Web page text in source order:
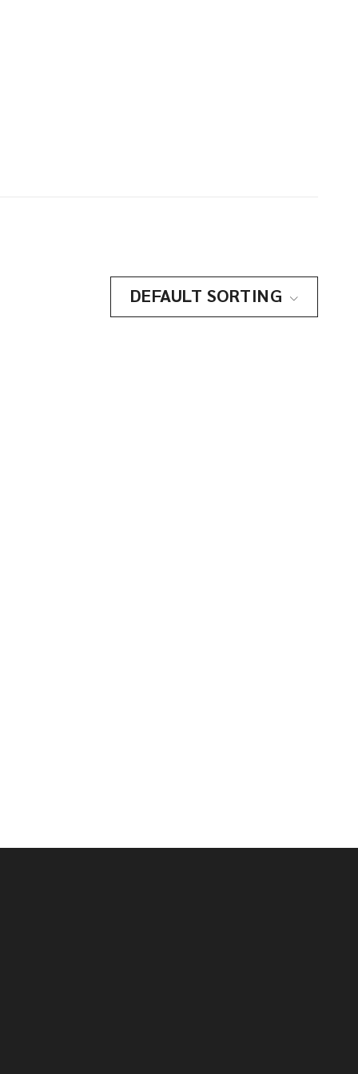
DEFAULT SORTING